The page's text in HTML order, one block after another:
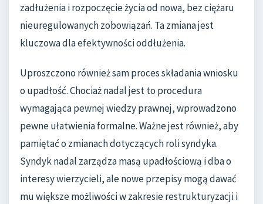
zadłużenia i rozpoczęcie życia od nowa, bez ciężaru
nieuregulowanych zobowiązań. Ta zmiana jest
kluczowa dla efektywności oddłużenia.
Uproszczono również sam proces składania wniosku
o upadłość. Chociaż nadal jest to procedura
wymagająca pewnej wiedzy prawnej, wprowadzono
pewne ułatwienia formalne. Ważne jest również, aby
pamiętać o zmianach dotyczących roli syndyka.
Syndyk nadal zarządza masą upadłościową i dba o
interesy wierzycieli, ale nowe przepisy mogą dawać
mu większe możliwości w zakresie restrukturyzacji i